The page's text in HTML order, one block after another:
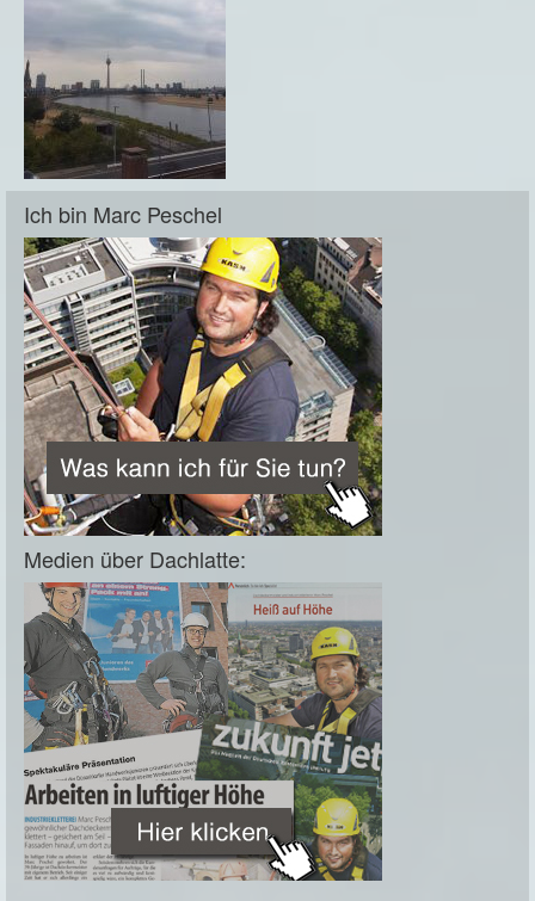
Ich bin Marc Peschel
Medien über Dachlatte: